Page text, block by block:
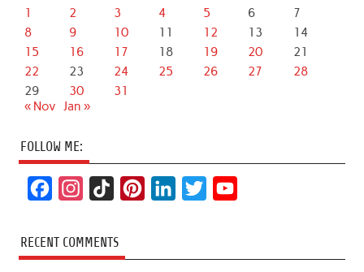
1 2 3 4 5 6
7
8
9 10 11 12 13
14
15
16 17 18 19 20
21
22
23 24 25 26 27
28
29
30
31
« Nov Jan »
FOLLOW ME:
c
e
s
t
k
T
t
k
t
T
RECENT COMMENTS